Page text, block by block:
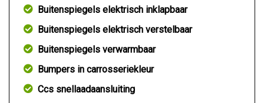
Buitenspiegels elektrisch inklapbaar
Buitenspiegels elektrisch verstelbaar
Buitenspiegels verwarmbaar
Bumpers in carrosseriekleur
Ccs snellaadaansluiting